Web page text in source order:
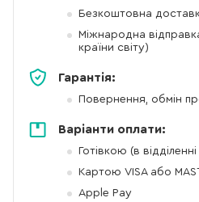
Безкоштовна
Міжнародна
країни світу)
Гарантія:
Повернення, обмін
Варіанти оплати:
Готівкою (в
Картою VISA або
Apple Pay